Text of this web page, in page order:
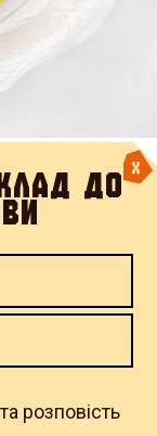
|
ДО
розповість